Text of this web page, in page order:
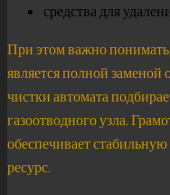
средства для
При этом важно
является полной заменой
чистки автомата
газоотводного узла.
обеспечивает
ресурс.